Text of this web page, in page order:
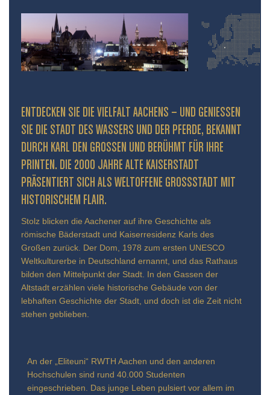
ENTDECKEN SIE DIE VIELFALT AACHENS – UND GENIESSEN S
IE DIE STADT DES WASSERS UND DER PFERDE, BEKANNT D
URCH KARL DEN GROSSEN UND BERÜHMT FÜR IHRE PR
INTEN. DIE 2000 JAHRE ALTE KAISERSTADT PR
ÄSENTIERT SICH ALS WELTOFFENE GROSSSTADT MIT HIS
TORISCHEM FLAIR.
Stolz blicken die Aachener auf ihre Geschichte als
römische Bäderstadt und Kaiserresidenz Karls des
Großen zurück. Der Dom, 1978 zum ersten UNESCO
Weltkulturerbe in Deutschland ernannt, und das Rathaus
bilden den Mittelpunkt der Stadt. In den Gassen der
Altstadt erzählen viele historische Gebäude von der
lebhaften Geschichte der Stadt, und doch ist die Zeit nicht
stehen geblieben.
An der „Eliteuni“ RWTH Aachen und den anderen
Hochschulen sind rund 40.000 Studenten
eingeschrieben. Das junge Leben pulsiert vor allem im